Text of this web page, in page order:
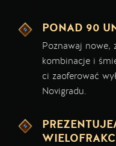
PONAD 90
Poznawaj nowe,
kombinacje i
ci zaoferować
Novigradu.